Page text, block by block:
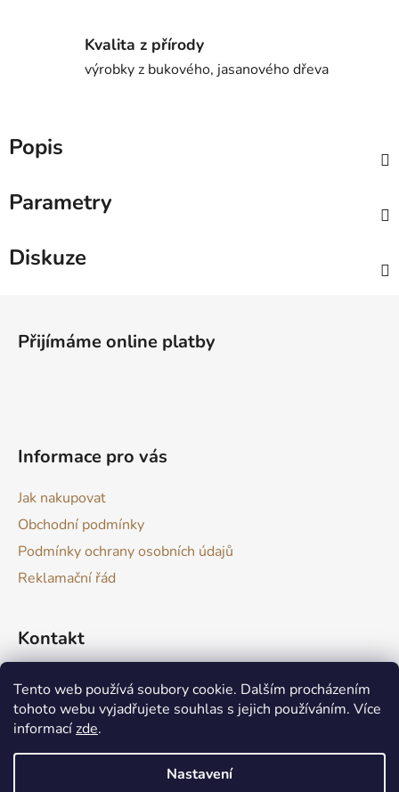
Tento web používá soubory cookie. Dalším procházením
tohoto webu vyjadřujete souhlas s jejich používáním. Více
informacízde.
Nastavení
Kvalita z přírody
výrobky z bukového, jasanového dřeva
Popis
Parametry
Diskuze
Přijímáme online platby
Informace pro vás
Jak nakupovat
Obchodní podmínky
Podmínky ochrany osobních údajů
Reklamační řád
Kontakt
drevokazuv @gmail.com